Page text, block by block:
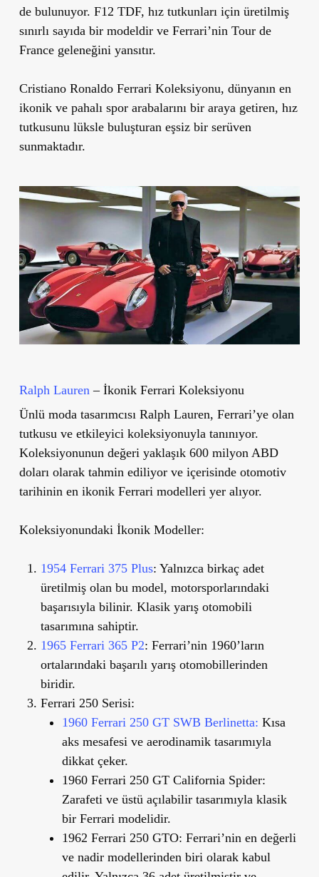
de bulunuyor. F12 TDF, hız tutkunları için üretilmiş
sınırlı sayıda bir modeldir ve Ferrari’nin Tour de
France geleneğini yansıtır.
Cristiano Ronaldo Ferrari Koleksiyonu, dünyanın en
ikonik ve pahalı spor arabalarını bir araya getiren, hız
tutkusunu lüksle buluşturan eşsiz bir serüven
sunmaktadır.
Ralph Lauren– İkonik Ferrari Koleksiyonu
Ünlü moda tasarımcısı Ralph Lauren, Ferrari’ye olan
tutkusu ve etkileyici koleksiyonuyla tanınıyor.
Koleksiyonunun değeri yaklaşık 600 milyon ABD
doları olarak tahmin ediliyor ve içerisinde otomotiv
tarihinin en ikonik Ferrari modelleri yer alıyor.
Koleksiyonundaki İkonik Modeller:
1954 Ferrari 375 Plus: Yalnızca birkaç adet
üretilmiş olan bu model, motorsporlarındaki
başarısıyla bilinir. Klasik yarış otomobili
tasarımına sahiptir.
1965 Ferrari 365 P2: Ferrari’nin 1960’ların
ortalarındaki başarılı yarış otomobillerinden
biridir.
Ferrari 250 Serisi:
1960 Ferrari 250 GT SWB Berlinetta: Kısa
aks mesafesi ve aerodinamik tasarımıyla
dikkat çeker.
1960 Ferrari 250 GT California Spider:
Zarafeti ve üstü açılabilir tasarımıyla klasik
bir Ferrari modelidir.
1962 Ferrari 250 GTO: Ferrari’nin en değerli
ve nadir modellerinden biri olarak kabul